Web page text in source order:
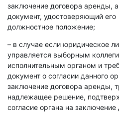
заключение договора аренды,
документ, удостоверяющий его
должностное положение;
– в случае если юридическое
управляется выборным
исполнительным органом и
документ о согласии данного
заключение договора аренды,
надлежащее решение,
согласие органа на заключение